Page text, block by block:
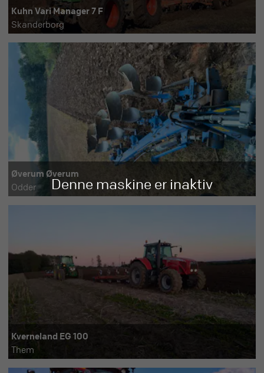
Denne maskine er inaktiv
Kuhn Vari Manager 7 F
Skanderborg
Øverum Øverum
Odder
Kverneland EG 100
Them